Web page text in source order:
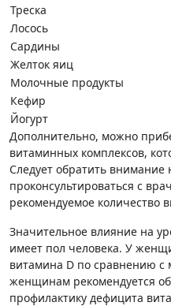
Треска
Лосось
Сардины
Желток яиц
Молочные продукты
Кефир
Йогурт
Дополнительно, можно
витаминных комплексов,
Следует обратить внимание
проконсультироваться с
рекомендуемое количество
Значительное влияние на
имеет пол человека. У
витамина D по сравнению
женщинам рекомендуется
профилактику дефицита